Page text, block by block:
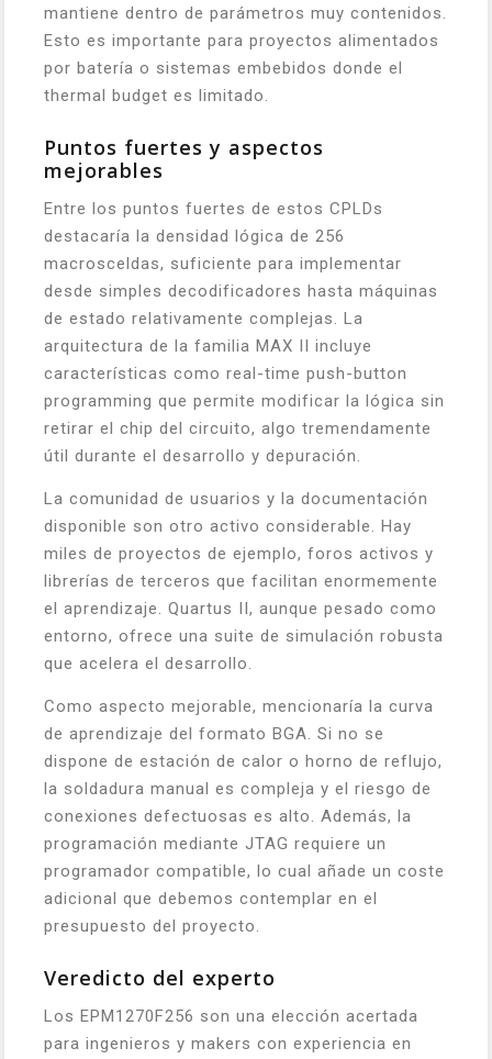
mantiene dentro de parámetros muy contenidos.
Esto es importante para proyectos alimentados
por batería o sistemas embebidos donde el
thermal budget es limitado.
Puntos fuertes y aspectos
mejorables
Entre los puntos fuertes de estos CPLDs
destacaría la densidad lógica de 256
macrosceldas, suficiente para implementar
desde simples decodificadores hasta máquinas
de estado relativamente complejas. La
arquitectura de la familia MAX II incluye
características como real-time push-button
programming que permite modificar la lógica sin
retirar el chip del circuito, algo tremendamente
útil durante el desarrollo y depuración.
La comunidad de usuarios y la documentación
disponible son otro activo considerable. Hay
miles de proyectos de ejemplo, foros activos y
librerías de terceros que facilitan enormemente
el aprendizaje. Quartus II, aunque pesado como
entorno, ofrece una suite de simulación robusta
que acelera el desarrollo.
Como aspecto mejorable, mencionaría la curva
de aprendizaje del formato BGA. Si no se
dispone de estación de calor o horno de reflujo,
la soldadura manual es compleja y el riesgo de
conexiones defectuosas es alto. Además, la
programación mediante JTAG requiere un
programador compatible, lo cual añade un coste
adicional que debemos contemplar en el
presupuesto del proyecto.
Veredicto del experto
Los EPM1270F256 son una elección acertada
para ingenieros y makers con experiencia en